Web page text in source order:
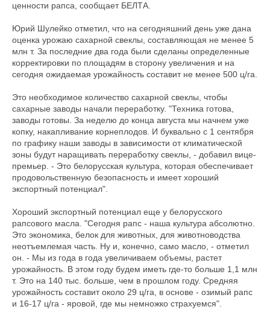
ценности рапса, сообщает БЕЛТА.
Юрий Шулейко отметил, что на сегодняшний день уже дана
оценка урожаю сахарной свеклы, составляющая не менее 5
млн т. За последние два года были сделаны определенные
корректировки по площадям в сторону увеличения и на
сегодня ожидаемая урожайность составит не менее 500 ц/га.
Это необходимое количество сахарной свеклы, чтобы
сахарные заводы начали переработку. "Техника готова,
заводы готовы. За неделю до конца августа мы начнем уже
копку, накапливание корнеплодов. И буквально с 1 сентября
по графику наши заводы в зависимости от климатической
зоны будут наращивать переработку свеклы, - добавил вице-
премьер. - Это белорусская культура, которая обеспечивает
продовольственную безопасность и имеет хороший
экспортный потенциал".
Хороший экспортный потенциал еще у белорусского
рапсового масла. "Сегодня рапс - наша культура абсолютно.
Это экономика, белок для животных, для животноводства
неотъемлемая часть. Ну и, конечно, само масло, - отметил
он. - Мы из года в года увеличиваем объемы, растет
урожайность. В этом году будем иметь где-то больше 1,1 млн
т. Это на 140 тыс. больше, чем в прошлом году. Средняя
урожайность составит около 29 ц/га, в основе - озимый рапс
и 16-17 ц/га - яровой, где мы немножко страхуемся".